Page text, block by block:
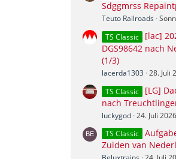
Sdggmrss
Teuto Railroads
TS Classic
[lac]
DGS98642 nach
(1/3)
lacerda1303 28. Juli
TS Classic
[LG]
nach
luckygod 24. Juli 2026
TS Classic
Zuiden van